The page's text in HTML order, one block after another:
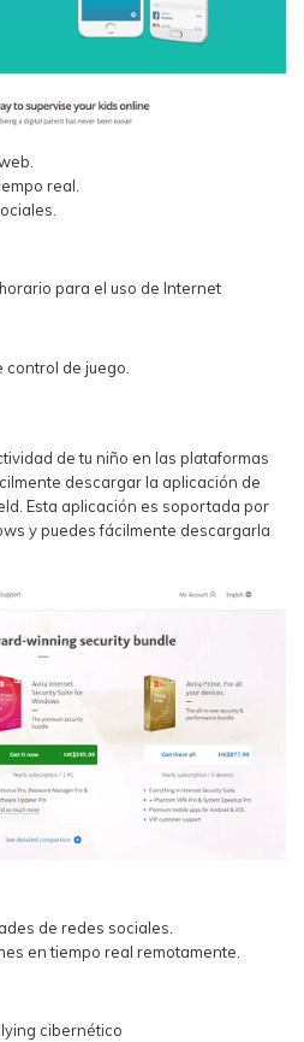
real.
para el uso de Internet
de juego.
de tu niño en las plataformas
descargar la aplicación de
Esta aplicación es soportada por
y puedes fácilmente descargarla
de redes sociales.
en tiempo real remotamente.
cibernético